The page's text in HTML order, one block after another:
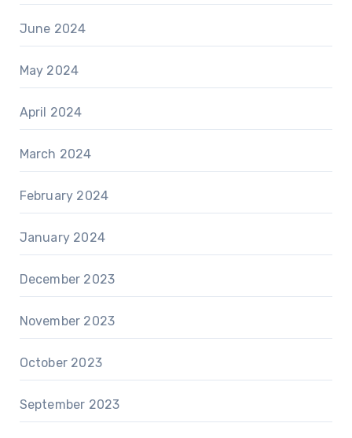
June 2024
May 2024
April 2024
March 2024
February 2024
January 2024
December 2023
November 2023
October 2023
September 2023